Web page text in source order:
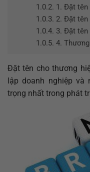
1.0.2. 1. Đặt
1.0.3. 2. Đặt tên
1.0.4. 3. Đặt
1.0.5. 4.
Đặt tên cho thương
lập doanh nghiệp và
trọng nhất trong phát